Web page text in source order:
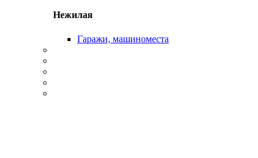
Нежилая
Гаражи, машиноместа